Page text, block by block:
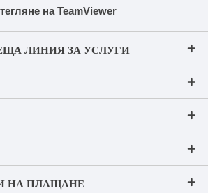
на TeamViewer
ЛИНИЯ ЗА УСЛУГИ
НА ПЛАЩАНЕ